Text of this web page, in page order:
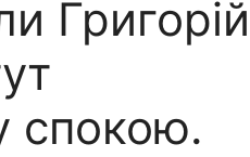
Григорій
спокою.